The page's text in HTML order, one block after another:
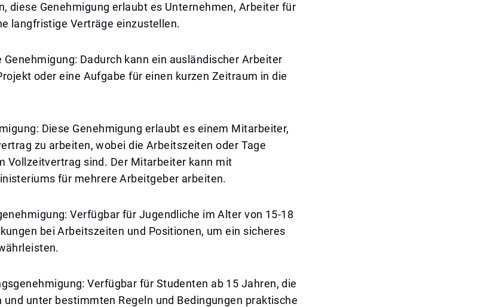
diese Genehmigung erlaubt es Unternehmen, Arbeiter für
langfristige Verträge einzustellen.
Dadurch kann ein ausländischer Arbeiter
oder eine Aufgabe für einen kurzen Zeitraum in die
Diese Genehmigung erlaubt es einem Mitarbeiter,
zu arbeiten, wobei die Arbeitszeiten oder Tage
Vollzeitvertrag sind. Der Mitarbeiter kann mit
für mehrere Arbeitgeber arbeiten.
Verfügbar für Jugendliche im Alter von 15-18
bei Arbeitszeiten und Positionen, um ein sicheres
Verfügbar für Studenten ab 15 Jahren, die
und unter bestimmten Regeln und Bedingungen praktische